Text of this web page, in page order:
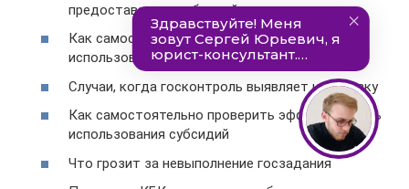
предоставлении субсидий
Как самостоятельно проверить законность
использования субсидий
Случаи, когда госконтроль выявляет нецелевку
Как самостоятельно проверить эффективность
использования субсидий
Что грозит за невыполнение госзадания